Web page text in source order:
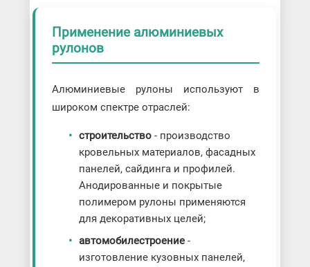
Применение алюминиевых
рулонов
Алюминиевые рулоны используют в
широком спектре отраслей:
строительство - производство
кровельных материалов, фасадных
панелей, сайдинга и профилей.
Анодированные и покрытые
полимером рулоны применяются
для декоративных целей;
автомобилестроение -
изготовление кузовных панелей,